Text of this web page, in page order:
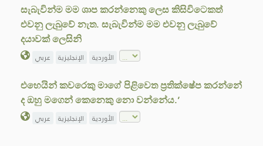
සැබැවින්ම මම ශාප කරන්නෙකු ලෙස කිසිවිටෙකත්
එවනු ලැබුවේ නැත. සැබැවින්ම මම එවනු ලැබුවේ
දයාවක් ලෙසිනි
عربي الإنجليزية الأوردية
එහෙයින් කවරෙකු මාගේ පිළිවෙත ප්‍රතික්ෂේප කරන්නේ
ද ඔහු මගෙන් කෙනෙකු නො වන්නේය.’
عربي الإنجليزية الأوردية